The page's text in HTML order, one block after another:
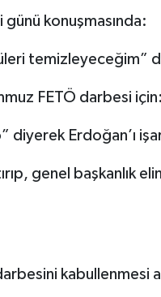
günü konuşmasında:
temizleyeceğim”
FETÖ darbesi için:
diyerek Erdoğan’ı
genel başkanlık
kabullenmesi